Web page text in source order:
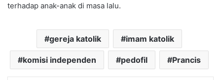
terhadap anak-anak di masa lalu.
gereja katolik imam katolik
komisi independen pedofil Prancis